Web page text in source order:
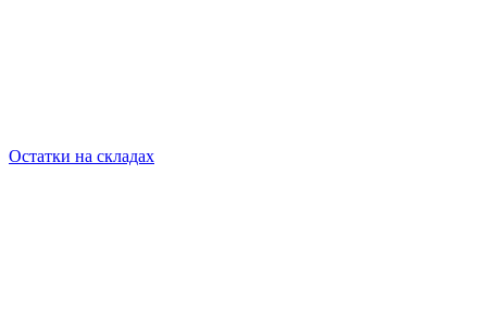
Остатки на складах